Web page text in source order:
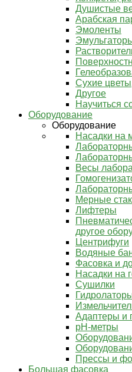
Душистые
Арабская
Эмоленты
Сухие
Другое
Научиться
Оборудование
Оборудование
Насадки на
Весы
Мерные
Лифтеры
другое
Центрифуги
Водяные
Фасовка и
Насадки на
Сушилки
Адаптеры и
pH-метры
Прессы и
Большая фасовка